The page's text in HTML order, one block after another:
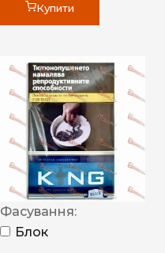
Купити
Фасування:
Блок